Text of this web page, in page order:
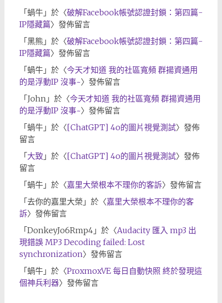
「 蝸牛」於〈破解Facebook帳號認證封鎖：第四篇-
IP隱藏篇〉發佈留言
「 黑熊 」於〈破解Facebook帳號認證封鎖：第四篇-
IP隱藏篇〉發佈留言
「 蝸牛」於〈今天才知道 我的社區寬頻 群揚資通用
的是浮動IP 沒事~〉發佈留言
「 John」於〈今天才知道 我的社區寬頻 群揚資通用
的是浮動IP 沒事~〉發佈留言
「 蝸牛」於〈[ChatGPT] 4o的圖片視覺測試〉發佈
留言
「 大致 」於〈[ChatGPT] 4o的圖片視覺測試〉發佈
留言
「 蝸牛」於〈嘉里大榮根本不理你的客訴〉發佈留言
「 去你的嘉里大榮 」於〈嘉里大榮根本不理你的客
訴〉發佈留言
「 DonkeyJo6Rmp4」於〈Audacity 匯入 mp3 出
現錯誤 MP3 Decoding failed: Lost
synchronization〉發佈留言
「 蝸牛」於〈ProxmoxVE 每日自動快照 終於發現這
個神兵利器〉發佈留言